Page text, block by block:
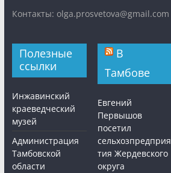
Контакты: olga.prosvetova@gmail.com
Полезные
ссылки
Инжавинский
краеведческий
музей
Администрация
Тамбовской
области
В
Тамбове
Евгений
Первышов
посетил
сельхозпредприя
тия Жердевского
округа